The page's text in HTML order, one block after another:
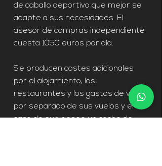
de caballo deportivo que mejor se
adapte a sus necesidades. El
asesor de compras independiente
cuesta 1050 euros por día.
Se producen costes adicionales
por el alojamiento, los
restaurantes y los gastos de viaje
por separado de sus vuelos y en
caso de que desee un coche de